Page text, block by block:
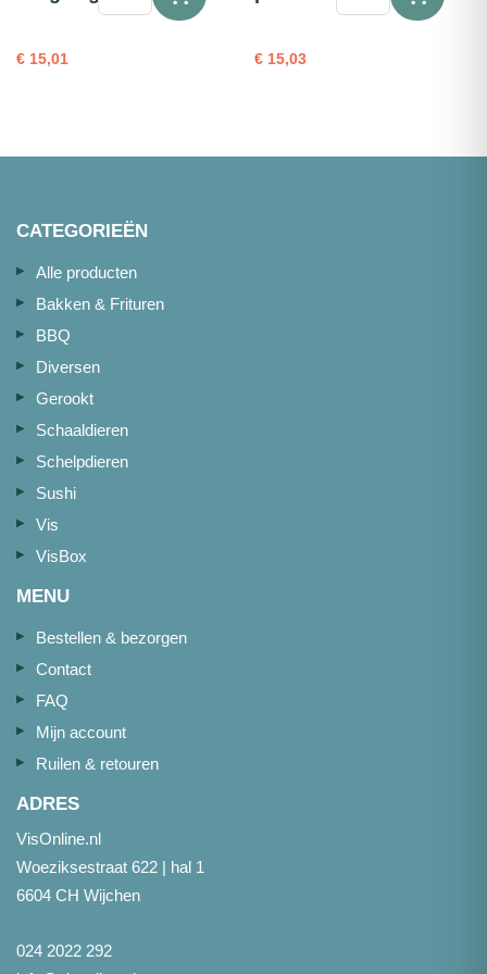
€ 15,01 € 15,03
CATEGORIEËN
Alle producten
Bakken & Frituren
BBQ
Diversen
Gerookt
Schaaldieren
Schelpdieren
Sushi
Vis
VisBox
MENU
Bestellen & bezorgen
Contact
FAQ
Mijn account
Ruilen & retouren
ADRES
VisOnline.nl
Woeziksestraat 622 | hal 1
6604 CH Wijchen
024 2022 292